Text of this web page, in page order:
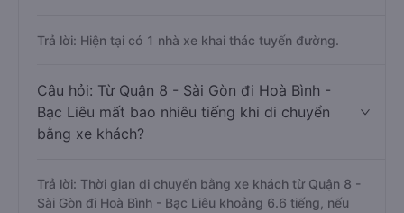
Trả lời: Hiện tại có 1 nhà xe khai thác tuyến đường.
Câu hỏi: Từ Quận 8 - Sài Gòn đi Hoà Bình -
Bạc Liêu mất bao nhiêu tiếng khi di chuyển
bằng xe khách?
Trả lời: Thời gian di chuyển bằng xe khách từ Quận 8 -
Sài Gòn đi Hoà Bình - Bạc Liêu khoảng 6.6 tiếng, nếu